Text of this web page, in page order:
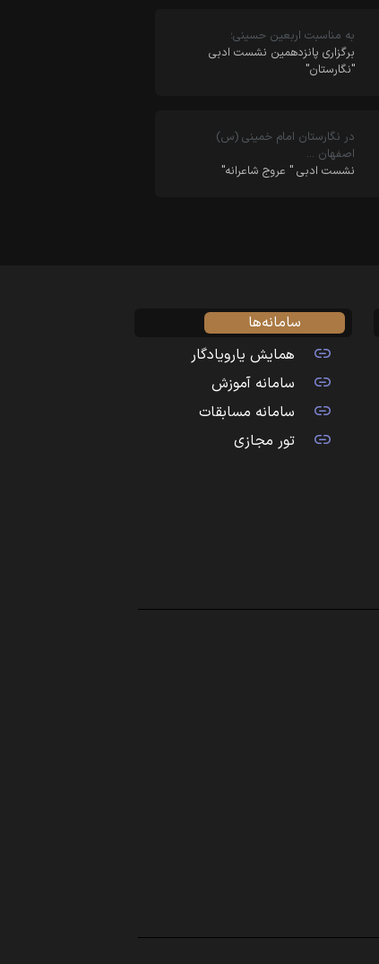
به مناسبت اربعین حسینی؛
برگزاری پانزدهمین نشست ادبی
"نگارستان"
در نگارستان امام خمینی (س)
اصفهان …
نشست ادبی " عروج شاعرانه"
سامانه‌ها
همایش یارویادگار
سامانه آموزش
سامانه مسابقات
تور مجازی